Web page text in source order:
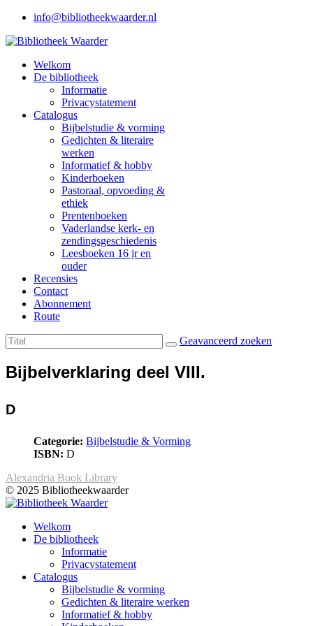
info@bibliotheekwaarder.nl
Welkom
De bibliotheek
Informatie
Privacystatement
Catalogus
Bijbelstudie & vorming
Gedichten & literaire
werken
Informatief & hobby
Kinderboeken
Pastoraal, opvoeding &
ethiek
Prentenboeken
Vaderlandse kerk- en
zendingsgeschiedenis
Leesboeken 16 jr en
ouder
Recensies
Contact
Abonnement
Route
Geavanceerd zoeken
Bijbelverklaring deel VIII.
D
Categorie: Bijbelstudie & Vorming
ISBN: D
Alexandria Book Library
© 2025 Bibliotheekwaarder
Welkom
De bibliotheek
Informatie
Privacystatement
Catalogus
Bijbelstudie & vorming
Gedichten & literaire werken
Informatief & hobby